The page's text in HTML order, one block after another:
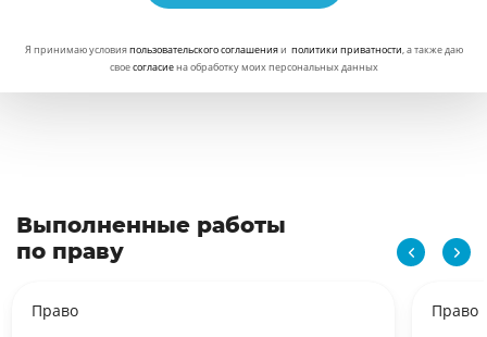
Я принимаю условияпользовательского соглашенияи политики приватности, а также даю
своесогласиена обработку моих персональных данных
Выполненные работы
по праву
Право Право